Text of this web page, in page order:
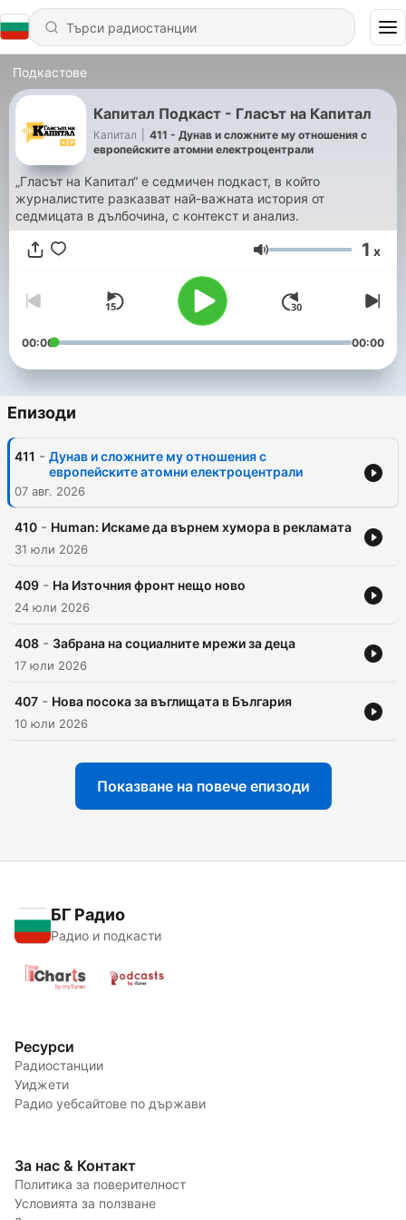
Подкастове
Капитал Подкаст - Гласът на Капитал
Капитал
411 - Дунав и сложните му отношения с
европейските атомни електроцентрали
„Гласът на Капитал“ е седмичен подкаст, в който
журналистите разказват най-важната история от
седмицата в дълбочина, с контекст и анализ.
Сила на звука
1 x
00:00 00:00
Епизоди
411 - Дунав и сложните му отношения с
европейските атомни електроцентрали
07 авг. 2026
410 - Human: Искаме да върнем хумора в рекламата
31 юли 2026
409 - На Източния фронт нещо ново
24 юли 2026
408 - Забрана на социалните мрежи за деца
17 юли 2026
407 - Нова посока за въглищата в България
10 юли 2026
Показване на повече епизоди
БГ Радио
Радио и подкасти
Ресурси
Радиостанции
Уиджети
Радио уебсайтове по държави
За нас & Контакт
Политика за поверителност
Условията за ползване